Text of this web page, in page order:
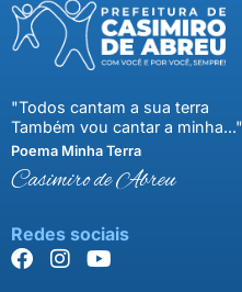
"Todos cantam a sua terra
Também vou cantar a minha..."
Poema Minha Terra
Casimiro de Abreu
Redes sociais